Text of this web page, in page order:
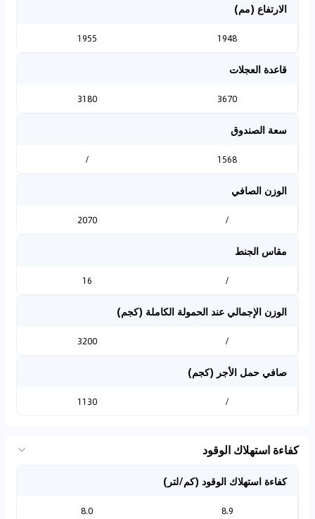
الارتفاع (مم)
1948
1955
قاعدة العجلات
3670
3180
سعة الصندوق
1568
/
الوزن الصافي
/
2070
مقاس الجنط
/
16
الوزن الإجمالي عند الحمولة الكاملة (كجم)
/
3200
صافي حمل الأجر (كجم)
/
1130
كفاءة استهلاك الوقود
كفاءة استهلاك الوقود (كم/لتر)
8.9
8.0